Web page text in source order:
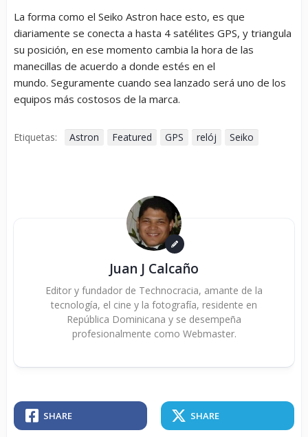
La forma como el Seiko Astron hace esto, es que
diariamente se conecta a hasta 4 satélites GPS, y triangula
su posición, en ese momento cambia la hora de las
manecillas de acuerdo a donde estés en el
mundo. Seguramente cuando sea lanzado será uno de los
equipos más costosos de la marca.
Etiquetas: Astron Featured GPS relój Seiko
Juan J Calcaño
Editor y fundador de Technocracia, amante de la
tecnología, el cine y la fotografía, residente en
República Dominicana y se desempeña
profesionalmente como Webmaster.
SHARE SHARE